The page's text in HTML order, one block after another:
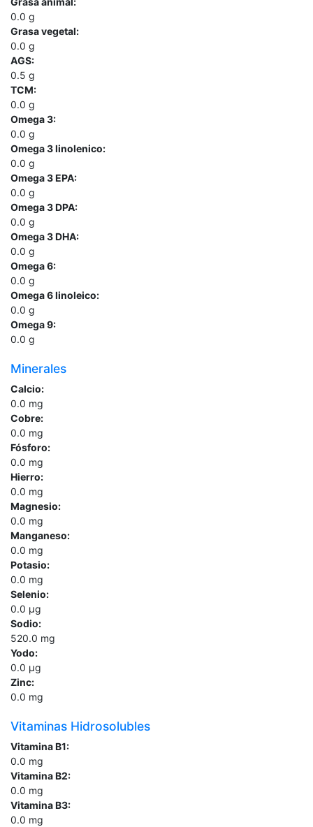
0.0 g
Grasa vegetal:
0.0 g
AGS:
0.5 g
TCM:
0.0 g
Omega 3:
0.0 g
Omega 3 linolenico:
0.0 g
Omega 3 EPA:
0.0 g
Omega 3 DPA:
0.0 g
Omega 3 DHA:
0.0 g
Omega 6:
0.0 g
Omega 6 linoleico:
0.0 g
Omega 9:
0.0 g
Minerales
Calcio:
0.0 mg
Cobre:
0.0 mg
Fósforo:
0.0 mg
Hierro:
0.0 mg
Magnesio:
0.0 mg
Manganeso:
0.0 mg
Potasio:
0.0 mg
Selenio:
0.0 µg
Sodio:
520.0 mg
Yodo:
0.0 µg
Zinc:
0.0 mg
Vitaminas Hidrosolubles
Vitamina B1:
0.0 mg
Vitamina B2:
0.0 mg
Vitamina B3:
0.0 mg